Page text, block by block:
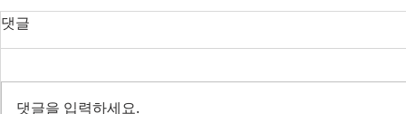
오늘의 호주 뉴스 — 2026년 8
월 8일
오늘의 호
댓글
댓글을 입력하세요.